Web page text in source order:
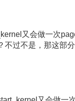
又会做一次
不过不是，那这部